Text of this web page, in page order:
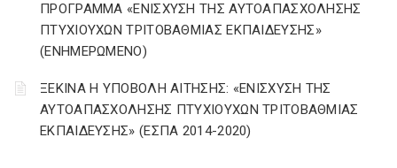
ΠΡΟΓΡΑΜΜΑ «ΕΝΙΣΧΥΣΗ ΤΗΣ ΑΥΤΟΑΠΑΣΧΟΛΗΣΗΣ
ΠΤΥΧΙΟΥΧΩΝ ΤΡΙΤΟΒΑΘΜΙΑΣ ΕΚΠΑΙΔΕΥΣΗΣ»
(ΕΝΗΜΕΡΩΜΕΝΟ)
ΞΕΚΙΝΑ Η ΥΠΟΒΟΛΗ ΑΙΤΗΣΗΣ: «ΕΝΙΣΧΥΣΗ ΤΗΣ
ΑΥΤΟΑΠΑΣΧΟΛΗΣΗΣ ΠΤΥΧΙΟΥΧΩΝ ΤΡΙΤΟΒΑΘΜΙΑΣ
ΕΚΠΑΙΔΕΥΣΗΣ» (ΕΣΠΑ 2014-2020)